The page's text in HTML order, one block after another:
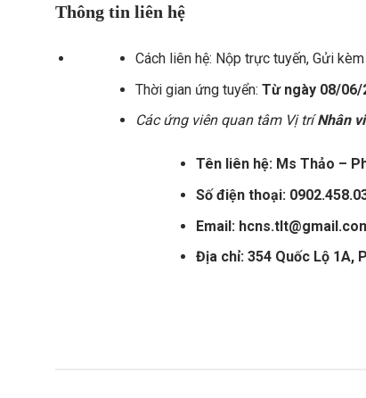
Thông tin liên hệ
Cách liên hệ: Nộp trực tuyến, Gửi
Thời gian ứng tuyển: Từ ngày 08/06/
Các ứng viên quan tâm Vị tríNhân
Tên liên hệ: Ms Thảo –
Số điện thoại:
Email:
Địa chỉ: 354 Quốc Lộ 1A,